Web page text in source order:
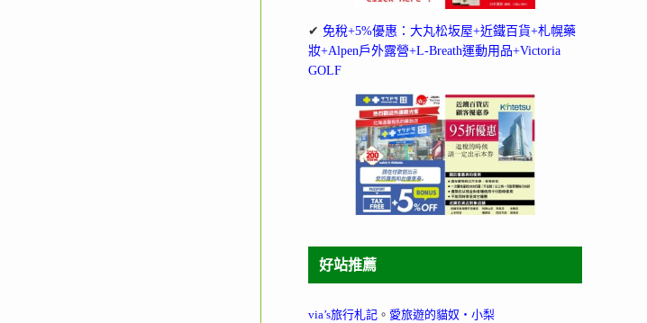
✔ 免稅+5%優惠：大丸松坂屋+近鐵百貨+札幌藥
妝+Alpen戶外露營+L-Breath運動用品+Victoria
GOLF
好站推薦
via’s旅行札記 。 愛旅遊的貓奴‧小梨